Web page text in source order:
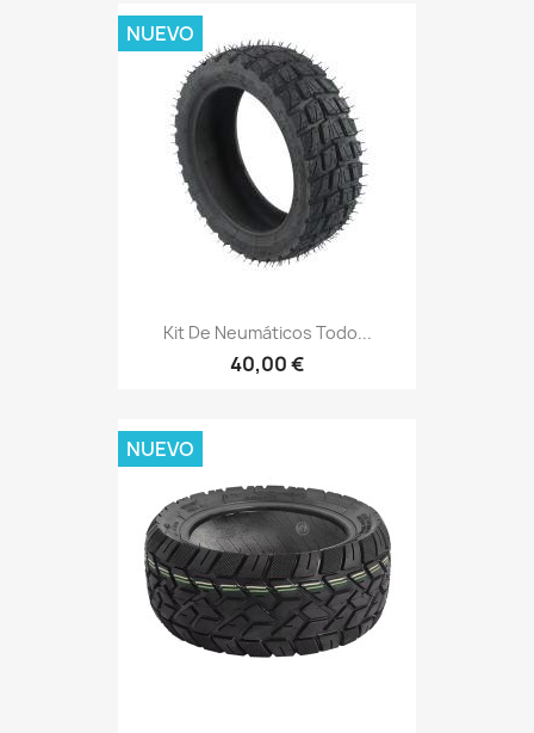
Kit De Neumáticos Todo...
40,00 €
NUEVO
NUEVO